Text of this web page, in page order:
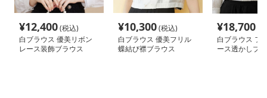
¥12,400(税込)
白ブラウス 優美リボン
レース装飾ブラウス
¥10,300(税込)
白ブラウス 優美フリル
蝶結び襟ブラウス
¥18,700
白ブラウス フ
ース透かしブ